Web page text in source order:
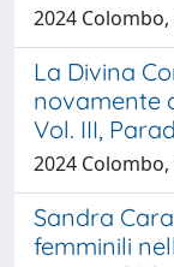
2024
La Divina
novamente
Vol. III,
2024
Sandra
femminili